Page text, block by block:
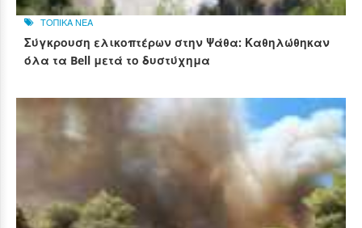
ΤΟΠΙΚΑ ΝΕΑ
Σύγκρουση ελικοπτέρων στην Ψάθα: Καθηλώθηκαν
όλα τα Bell μετά το δυστύχημα